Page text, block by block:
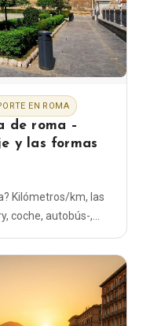
EN ROMA
de roma –
y las formas
Kilómetros/km, las
coche, autobús-,